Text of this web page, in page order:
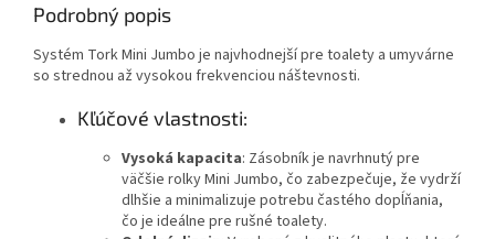
Podrobný popis
Systém Tork Mini Jumbo je najvhodnejší pre toalety a umyvárne
so strednou až vysokou frekvenciou náštevnosti.
Kľúčové vlastnosti:
Vysoká kapacita: Zásobník je navrhnutý pre
väčšie rolky Mini Jumbo, čo zabezpečuje, že vydrží
dlhšie a minimalizuje potrebu častého dopĺňania,
čo je ideálne pre rušné toalety.